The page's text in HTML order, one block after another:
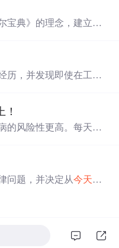
宝典》的理念，建立早
历，并发现即使在工作
！
的风险性更高。每天充
素，促进快速进入睡眠
问题，并决定从今天开